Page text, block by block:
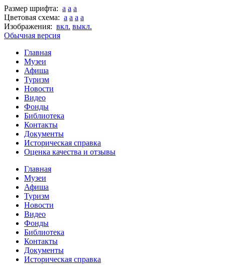
Размер шрифта: a a a
Цветовая схема: a a a a
Изображения: вкл. выкл.
Обычная версия
Главная
Музеи
Афиша
Туризм
Новости
Видео
Фонды
Библиотека
Контакты
Документы
Историческая справка
Оценка качества и отзывы
Главная
Музеи
Афиша
Туризм
Новости
Видео
Фонды
Библиотека
Контакты
Документы
Историческая справка